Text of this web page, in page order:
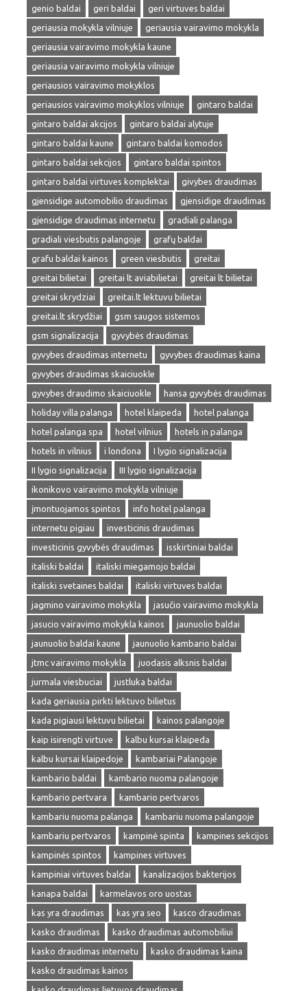
genio baldai
geri baldai
geri virtuves baldai
geriausia mokykla vilniuje
geriausia vairavimo mokykla
geriausia vairavimo mokykla kaune
geriausia vairavimo mokykla vilniuje
geriausios vairavimo mokyklos
geriausios vairavimo mokyklos vilniuje
gintaro baldai
gintaro baldai akcijos
gintaro baldai alytuje
gintaro baldai kaune
gintaro baldai komodos
gintaro baldai sekcijos
gintaro baldai spintos
gintaro baldai virtuves komplektai
givybes draudimas
gjensidige automobilio draudimas
gjensidige draudimas
gjensidige draudimas internetu
gradiali palanga
gradiali viesbutis palangoje
grafų baldai
grafu baldai kainos
green viesbutis
greitai
greitai bilietai
greitai lt aviabilietai
greitai lt bilietai
greitai skrydziai
greitai.lt lektuvu bilietai
greitai.lt skrydžiai
gsm saugos sistemos
gsm signalizacija
gyvybės draudimas
gyvybes draudimas internetu
gyvybes draudimas kaina
gyvybes draudimas skaiciuokle
gyvybes draudimo skaiciuokle
hansa gyvybės draudimas
holiday villa palanga
hotel klaipeda
hotel palanga
hotel palanga spa
hotel vilnius
hotels in palanga
hotels in vilnius
i londona
I lygio signalizacija
II lygio signalizacija
III lygio signalizacija
ikonikovo vairavimo mokykla vilniuje
įmontuojamos spintos
info hotel palanga
internetu pigiau
investicinis draudimas
investicinis gyvybės draudimas
isskirtiniai baldai
italiski baldai
italiski miegamojo baldai
italiski svetaines baldai
italiski virtuves baldai
jagmino vairavimo mokykla
jasučio vairavimo mokykla
jasucio vairavimo mokykla kainos
jaunuolio baldai
jaunuolio baldai kaune
jaunuolio kambario baldai
jtmc vairavimo mokykla
juodasis alksnis baldai
jurmala viesbuciai
justluka baldai
kada geriausia pirkti lektuvo bilietus
kada pigiausi lektuvu bilietai
kainos palangoje
kaip isirengti virtuve
kalbu kursai klaipeda
kalbu kursai klaipedoje
kambariai Palangoje
kambario baldai
kambario nuoma palangoje
kambario pertvara
kambario pertvaros
kambariu nuoma palanga
kambariu nuoma palangoje
kambariu pertvaros
kampinė spinta
kampines sekcijos
kampinės spintos
kampines virtuves
kampiniai virtuves baldai
kanalizacijos bakterijos
kanapa baldai
karmelavos oro uostas
kas yra draudimas
kas yra seo
kasco draudimas
kasko draudimas
kasko draudimas automobiliui
kasko draudimas internetu
kasko draudimas kaina
kasko draudimas kainos